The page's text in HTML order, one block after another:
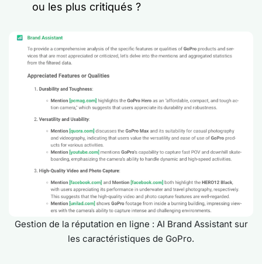
ou les plus critiqués ?
Gestion de la réputation en ligne : AI Brand Assistant sur
les caractéristiques de GoPro.